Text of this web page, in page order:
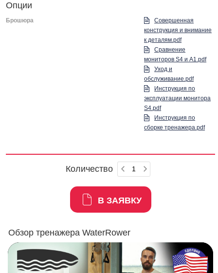
Опции
Брошюра
Совершенная
конструкция и внимание
к деталям.pdf
Сравнение
мониторов S4 и A1.pdf
Уход и
обслуживание.pdf
Инструкция по
эксплуатации монитора
S4.pdf
Инструкция по
сборке тренажера.pdf
Количество
В ЗАЯВКУ
Обзор тренажера WaterRower